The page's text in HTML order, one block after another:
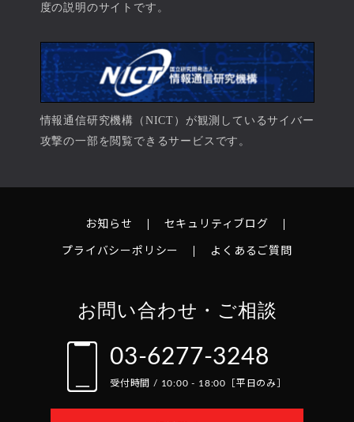
度の説明のサイトです。
情報通信研究機構（NICT）が観測しているサイバー
攻撃の一部を閲覧できるサービスです。
お知らせ セキュリティブログ
プライバシーポリシー よくあるご質問
お問い合わせ・ご相談
03-6277-3248
受付時間 / 10:00 - 18:00［平日のみ］